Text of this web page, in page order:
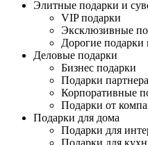
Элитные подарки и
VIP подарки
Эксклюзивные
Дорогие
Деловые подарки
Бизнес подарки
Подарки
Корпоративные
Подарки от
Подарки для дома
Подарки для
Подарки для